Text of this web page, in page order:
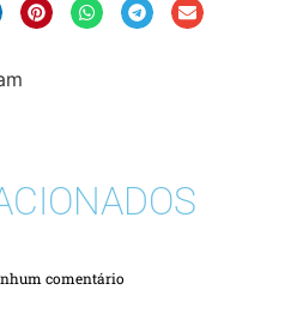
comentário